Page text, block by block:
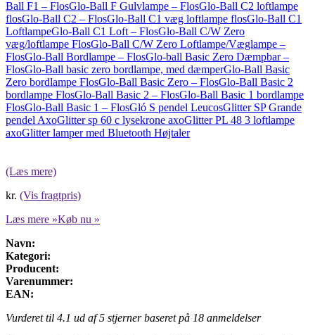
Ball F1 – FlosGlo-Ball F Gulvlampe – FlosGlo-Ball C2 loftlampe
flosGlo-Ball C2 – FlosGlo-Ball C1 væg loftlampe flosGlo-Ball C1
LoftlampeGlo-Ball C1 Loft – FlosGlo-Ball C/W Zero
væg/loftlampe FlosGlo-Ball C/W Zero Loftlampe/Væglampe –
FlosGlo-Ball Bordlampe – FlosGlo-ball Basic Zero Dæmpbar –
FlosGlo-Ball basic zero bordlampe, med dæmperGlo-Ball Basic
Zero bordlampe FlosGlo-Ball Basic Zero – FlosGlo-Ball Basic 2
bordlampe FlosGlo-Ball Basic 2 – FlosGlo-Ball Basic 1 bordlampe
FlosGlo-Ball Basic 1 – FlosGló S pendel LeucosGlitter SP Grande
pendel AxoGlitter sp 60 c lysekrone axoGlitter PL 48 3 loftlampe
axoGlitter lamper med Bluetooth Højtaler
(Læs mere)
kr. (Vis fragtpris)
Læs mere »Køb nu »
Navn:
Kategori:
Producent:
Varenummer:
EAN:
Vurderet til 4.1 ud af 5 stjerner baseret på 18 anmeldelser